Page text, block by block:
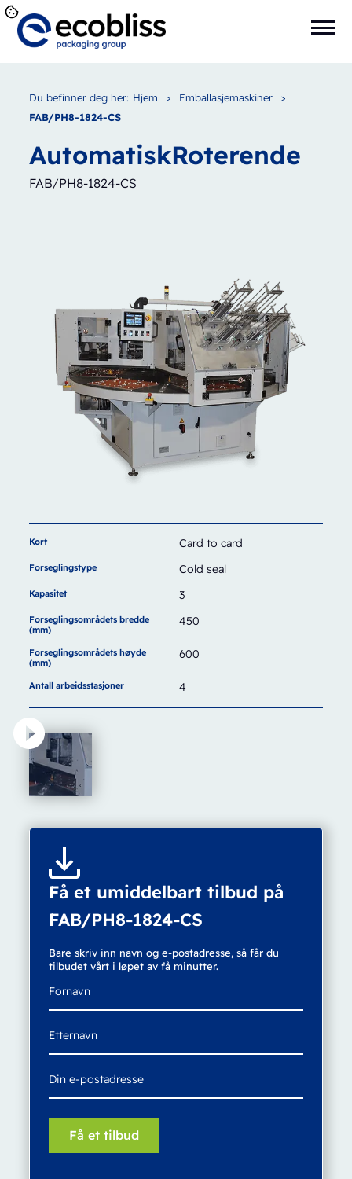
Du befinner deg her: Hjem > Emballasjemaskiner
>
FAB/PH8-1824-CS
AutomatiskRoterende
FAB/PH8-1824-CS
Kort Card to card
Forseglingstype Cold seal
Kapasitet 3
Forseglingsområdets bredde
(mm)
450
Forseglingsområdets høyde
(mm)
600
Antall arbeidsstasjoner 4
Få et umiddelbart tilbud på
FAB/PH8-1824-CS
Bare skriv inn navn og e-postadresse, så får du
tilbudet vårt i løpet av få minutter.